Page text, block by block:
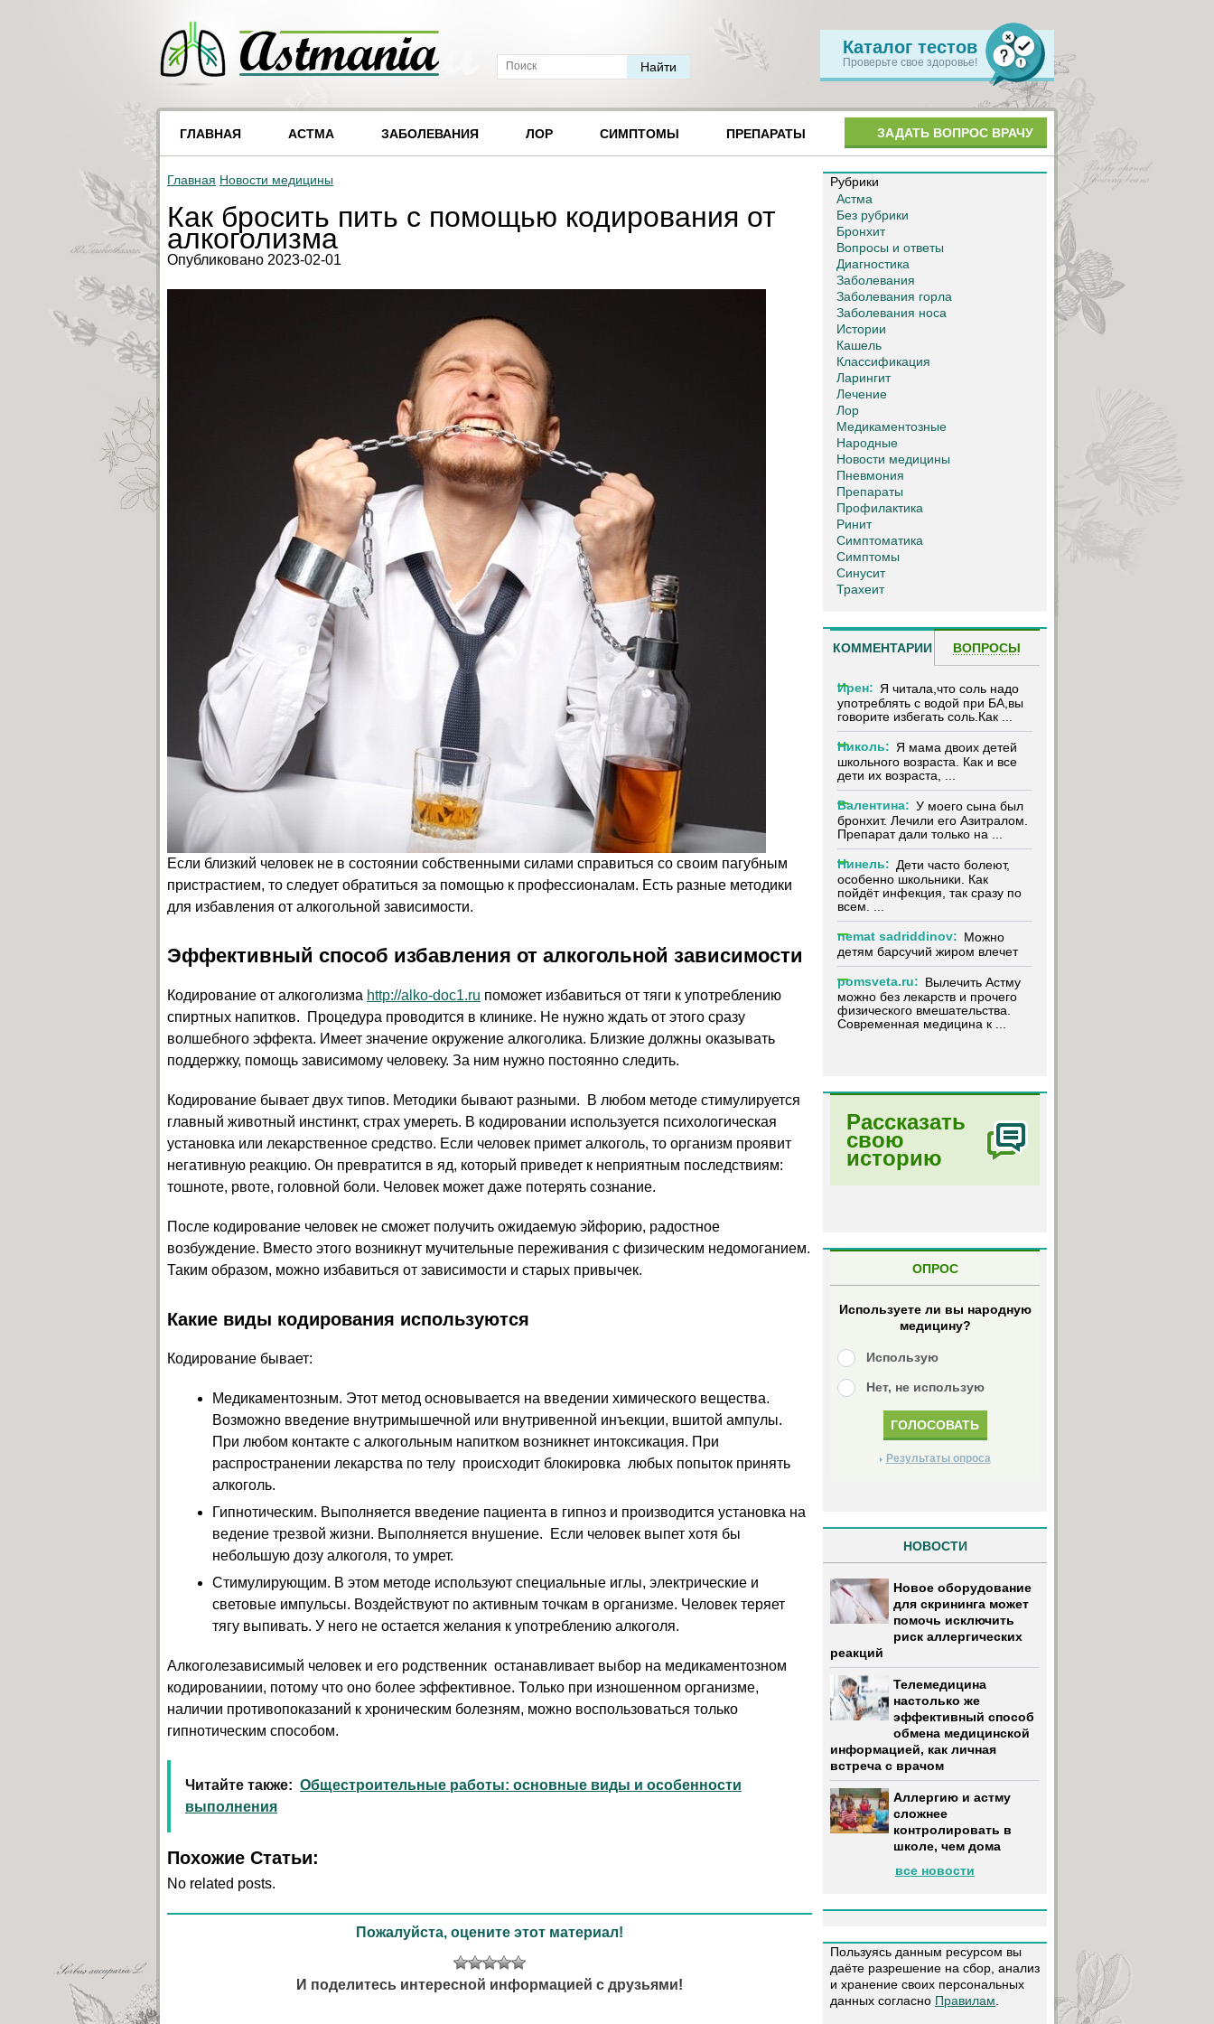
Каталог тестов
Проверьте свое здоровье!
ГЛАВНАЯ АСТМА ЗАБОЛЕВАНИЯ ЛОР СИМПТОМЫ ПРЕПАРАТЫ ЗАДАТЬ ВОПРОС ВРАЧУ
Главная Новости медицины
Как бросить пить с помощью кодирования от
алкоголизма
Опубликовано 2023-02-01
Если близкий человек не в состоянии собственными силами справиться со своим пагубным
пристрастием, то следует обратиться за помощью к профессионалам. Есть разные методики
для избавления от алкогольной зависимости.
Эффективный способ избавления от алкогольной зависимости
Кодирование от алкоголизма http://alko-doc1.ru поможет избавиться от тяги к употреблению
спиртных напитков. Процедура проводится в клинике. Не нужно ждать от этого сразу
волшебного эффекта. Имеет значение окружение алкоголика. Близкие должны оказывать
поддержку, помощь зависимому человеку. За ним нужно постоянно следить.
Кодирование бывает двух типов. Методики бывают разными. В любом методе стимулируется
главный животный инстинкт, страх умереть. В кодировании используется психологическая
установка или лекарственное средство. Если человек примет алкоголь, то организм проявит
негативную реакцию. Он превратится в яд, который приведет к неприятным последствиям:
тошноте, рвоте, головной боли. Человек может даже потерять сознание.
После кодирование человек не сможет получить ожидаемую эйфорию, радостное
возбуждение. Вместо этого возникнут мучительные переживания с физическим недомоганием.
Таким образом, можно избавиться от зависимости и старых привычек.
Какие виды кодирования используются
Кодирование бывает:
Медикаментозным. Этот метод основывается на введении химического вещества.
Возможно введение внутримышечной или внутривенной инъекции, вшитой ампулы.
При любом контакте с алкогольным напитком возникнет интоксикация. При
распространении лекарства по телу происходит блокировка любых попыток принять
алкоголь.
Гипнотическим. Выполняется введение пациента в гипноз и производится установка на
ведение трезвой жизни. Выполняется внушение. Если человек выпет хотя бы
небольшую дозу алкоголя, то умрет.
Стимулирующим. В этом методе используют специальные иглы, электрические и
световые импульсы. Воздействуют по активным точкам в организме. Человек теряет
тягу выпивать. У него не остается желания к употреблению алкоголя.
Алкоголезависимый человек и его родственник останавливает выбор на медикаментозном
кодированиии, потому что оно более эффективное. Только при изношенном организме,
наличии противопоказаний к хроническим болезням, можно воспользоваться только
гипнотическим способом.
Читайте также: Общестроительные работы: основные виды и особенности
выполнения
Похожие Статьи:
No related posts.
Пожалуйста, оцените этот материал!
И поделитесь интересной информацией с друзьями!
Рубрики
Астма
Без рубрики
Бронхит
Вопросы и ответы
Диагностика
Заболевания
Заболевания горла
Заболевания носа
Истории
Кашель
Классификация
Ларингит
Лечение
Лор
Медикаментозные
Народные
Новости медицины
Пневмония
Препараты
Профилактика
Ринит
Симптоматика
Симптомы
Синусит
Трахеит
КОММЕНТАРИИ ВОПРОСЫ
Ирен: Я читала,что соль надо
употреблять с водой при БА,вы
говорите избегать соль.Как ...
Николь: Я мама двоих детей
школьного возраста. Как и все
дети их возраста, ...
Валентина: У моего сына был
бронхит. Лечили его Азитралом.
Препарат дали только на ...
Нинель: Дети часто болеют,
особенно школьники. Как
пойдёт инфекция, так сразу по
всем. ...
nemat sadriddinov: Можно
детям барсучий жиром влечет
pomsveta.ru: Вылечить Астму
можно без лекарств и прочего
физического вмешательства.
Современная медицина к ...
Рассказать
свою
историю
ОПРОС
Используете ли вы народную
медицину?
Использую
Нет, не использую
Результаты опроса
НОВОСТИ
Новое оборудование
для скрининга может
помочь исключить
риск аллергических
реакций
Телемедицина
настолько же
эффективный способ
обмена медицинской
информацией, как личная
встреча с врачом
Аллергию и астму
сложнее
контролировать в
школе, чем дома
все новости
Пользуясь данным ресурсом вы
даёте разрешение на сбор, анализ
и хранение своих персональных
данных согласно Правилам